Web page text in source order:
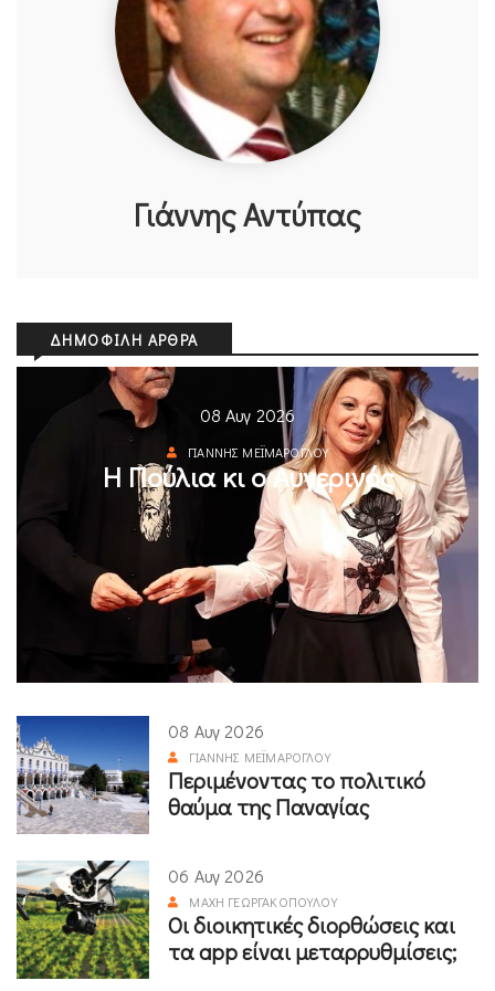
Γιάννης Αντύπας
ΔΗΜΟΦΙΛΉ ΆΡΘΡΑ
08 Αυγ 2026
ΓΙΆΝΝΗΣ ΜΕΪΜΆΡΟΓΛΟΥ
Η Πούλια κι ο Αυγερινός
08 Αυγ 2026
ΓΙΆΝΝΗΣ ΜΕΪΜΆΡΟΓΛΟΥ
Περιμένοντας το πολιτικό
θαύμα της Παναγίας
06 Αυγ 2026
ΜΆΧΗ ΓΕΩΡΓΑΚΟΠΟΎΛΟΥ
Οι διοικητικές διορθώσεις και
τα app είναι μεταρρυθμίσεις;